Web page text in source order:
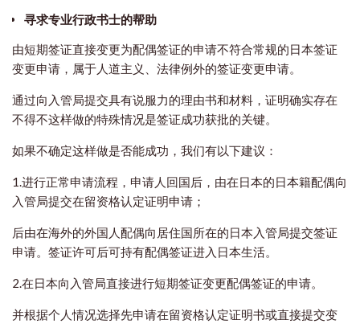
寻求专业行政书士的帮助
​由短期签证直接变更为配偶签证的申请不符合常规的日本签证
变更申请，属于人道主义、法律例外的签证变更申请。
通过向入管局提交具有说服力的理由书和材料，证明确实存在
不得不这样做的特殊情况是签证成功获批的关键。
如果不确定这样做是否能成功，我们有以下建议：
1.进行正常申请流程，申请人回国后，由在日本的日本籍配偶向
入管局提交在留资格认定证明申请；
后由在海外的外国人配偶向居住国所在的日本入管局提交签证
申请。签证许可后可持有配偶签证进入日本生活。
2.在日本向入管局直接进行短期签证变更配偶签证的申请。
并根据个人情况选择先申请在留资格认定证明书或直接提交变